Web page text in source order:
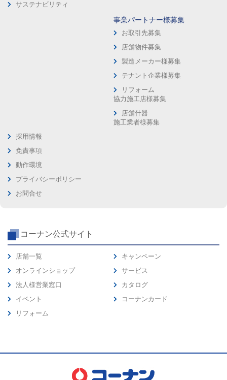
サステナビリティ
事業パートナー様募集
お取引先募集
店舗物件募集
製造メーカー様募集
テナント企業様募集
リフォーム
協力施工店様募集
店舗什器
施工業者様募集
採用情報
免責事項
動作環境
プライバシーポリシー
お問合せ
コーナン公式サイト
店舗一覧
オンラインショップ
法人様営業窓口
イベント
リフォーム
キャンペーン
サービス
カタログ
コーナンカード